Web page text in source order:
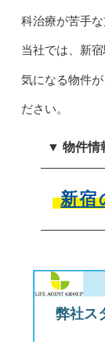
科治療が苦手
当社では、新
気になる物件
ださい。
▼ 物件情
新宿
弊社ス